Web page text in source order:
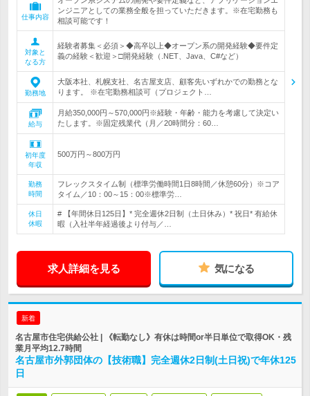
仕事内容
ンジニアとしての業務全般を担っていただきます。※在宅勤務も
相談可能です！
対象と
なる方
経験者募集＜必須＞◆高卒以上◆オープン系の開発経験◆要件定
義の経験＜歓迎＞□開発経験（.NET、Java、C#など）
勤務地
大阪本社、札幌支社、名古屋支店、顧客先いずれかでの勤務とな
ります。 ※在宅勤務相談可（プロジェクト…
給与
月給350,000円～570,000円※経験・年齢・能力を考慮して決定い
たします。※固定残業代（月／20時間分：60…
初年度
年収
500万円～800万円
勤務
時間
フレックスタイム制（標準労働時間1日8時間／休憩60分）※コア
タイム／10：00～15：00※標準労…
休日
休暇
# 【年間休日125日】* 完全週休2日制（土日休み）* 祝日* 有給休
暇（入社半年経過後より付与／…
求人詳細を見る 気になる
新着
名古屋市住宅供給公社 | 《転勤なし》有休は時間or半日単位で取得OK・残
業月平均12.7時間
名古屋市外郭団体の【技術職】完全週休2日制(土日祝)で年休125
日